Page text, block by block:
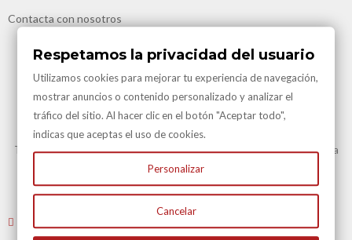
Contacta con nosotros
Transporte Gratuito en Península para todas nuestras vinotecas y en la
mayoría de artículos.
Consulte en Condiciones Transporte
Respetamos la privacidad del usuario
Utilizamos cookies para mejorar tu experiencia de navegación,
mostrar anuncios o contenido personalizado y analizar el
tráfico del sitio. Al hacer clic en el botón "Aceptar todo",
indicas que aceptas el uso de cookies.
Personalizar
Cancelar